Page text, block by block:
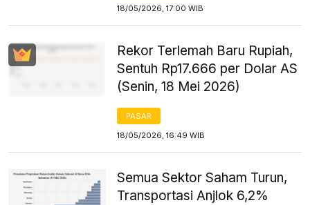
18/05/2026, 17:00 WIB
Rekor Terlemah Baru Rupiah,
Sentuh Rp17.666 per Dolar AS
(Senin, 18 Mei 2026)
PASAR
18/05/2026, 16:49 WIB
Semua Sektor Saham Turun,
Transportasi Anjlok 6,2%